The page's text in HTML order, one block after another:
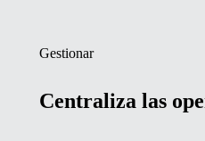
Gestionar
Centraliza las